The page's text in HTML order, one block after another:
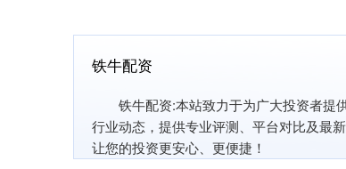
铁牛配资
铁牛配资:本站致力于为广大投资者提
行业动态，提供专业评测、平台对比及最
让您的投资更安心、更便捷！